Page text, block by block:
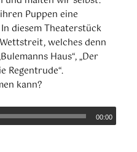
Puppen eine
diesem Theaterstück
welches denn
Haus“, „Der
Regentrude“.
kann?
00:00